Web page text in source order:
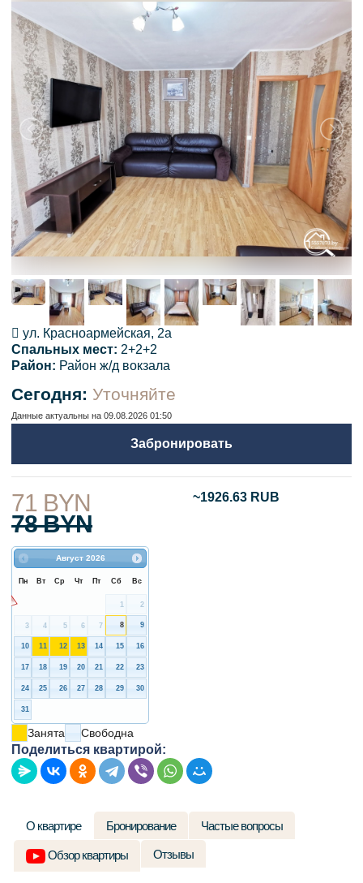
ул. Красноармейская, 2а
Cпальных мест: 2+2+2
Район: Район ж/д вокзала
Сегодня: Уточняйте
Данные актуальны на 09.08.2026 01:50
Забронировать
71 BYN ~1926.63 RUB
78 BYN
Август 2026
Пн Вт Ср Чт Пт Сб Вс
1 2
3 4 5 6 7 8 9
10 11 12 13 14 15 16
17 18 19 20 21 22 23
24 25 26 27 28 29 30
31
Занята Свободна
Поделиться квартирой:
О квартире Бронирование Частые вопросы
Обзор квартиры Отзывы